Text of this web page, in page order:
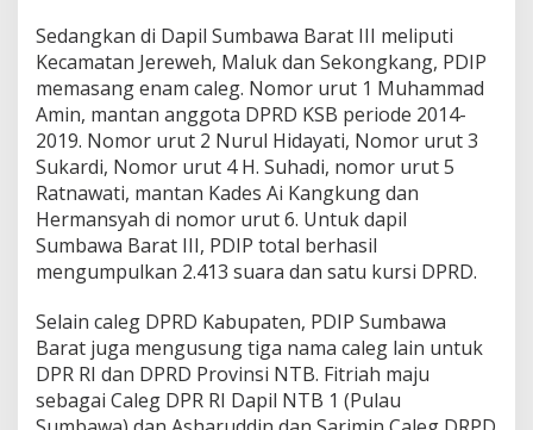
Sedangkan di Dapil Sumbawa Barat III meliputi
Kecamatan Jereweh, Maluk dan Sekongkang, PDIP
memasang enam caleg. Nomor urut 1 Muhammad
Amin, mantan anggota DPRD KSB periode 2014-
2019. Nomor urut 2 Nurul Hidayati, Nomor urut 3
Sukardi, Nomor urut 4 H. Suhadi, nomor urut 5
Ratnawati, mantan Kades Ai Kangkung dan
Hermansyah di nomor urut 6. Untuk dapil
Sumbawa Barat III, PDIP total berhasil
mengumpulkan 2.413 suara dan satu kursi DPRD.
Selain caleg DPRD Kabupaten, PDIP Sumbawa
Barat juga mengusung tiga nama caleg lain untuk
DPR RI dan DPRD Provinsi NTB. Fitriah maju
sebagai Caleg DPR RI Dapil NTB 1 (Pulau